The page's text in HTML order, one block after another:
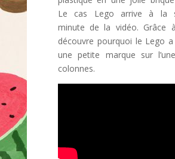
Le cas Lego arrive à la
minute de la vidéo. Grâce
découvre pourquoi le Lego
une petite marque sur
colonnes.